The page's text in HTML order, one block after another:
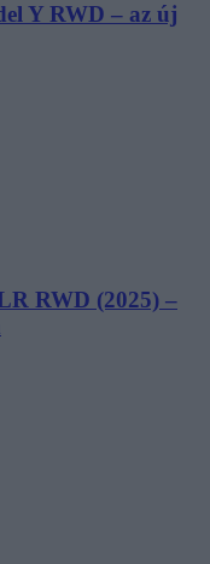
Y RWD – az új
RWD (2025) –